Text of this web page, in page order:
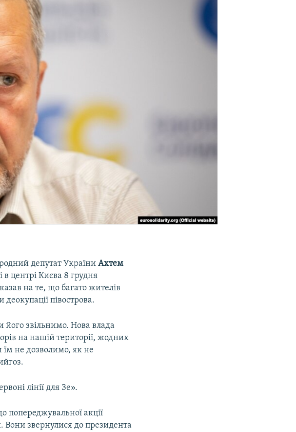
депутат УкраїниАхтем
центрі Києва 8 грудня
на те, що багато жителів
півострова.
звільнимо. Нова влада
на нашій території, жодних
не дозволимо, як не
лінії для Зе».
попереджувальної акції
Вони звернулися до президента